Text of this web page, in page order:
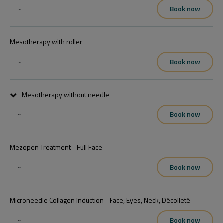
Kedves Vendégünk!Ha szeretne estleg egy korábbi időpontra jönni
,irja meg nekünk,vagy hívjon minket és mi visszahivjuk,ha
Köszönettel
~ Book now
Mesotherapy with roller
~
Book now
Mesotherapy without needle
~
Book now
Mezopen Treatment - Full Face
~
Book now
Microneedle Collagen Induction - Face, Eyes, Neck, Décolleté
~
Book now